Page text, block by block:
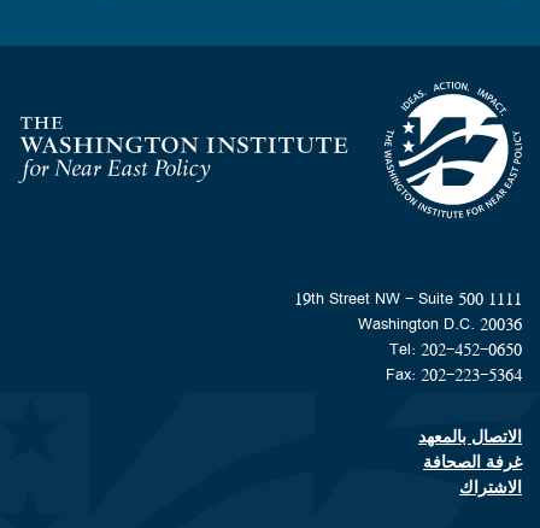
Homepage
1111 19th Street NW - Suite 500
Washington D.C. 20036
Tel: 202-452-0650
Fax: 202-223-5364
Footer contact links
الاتصال بالمعهد
غرفة الصحافة
الاشتراك